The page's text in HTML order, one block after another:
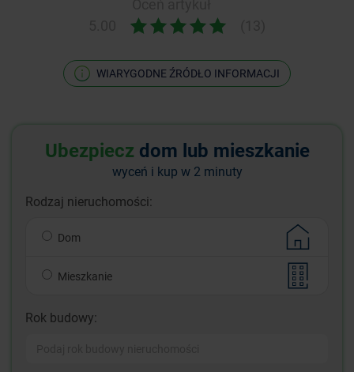
WIARYGODNE ŹRÓDŁO INFORMACJI
Ubezpiecz dom lub mieszkanie
wyceń i kup w 2 minuty
Rodzaj nieruchomości:
Dom
Mieszkanie
Rok budowy: